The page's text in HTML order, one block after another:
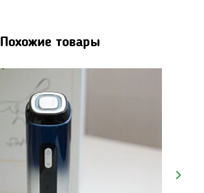
Похожие товары